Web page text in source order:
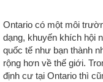
Ontario có một môi
dạng, khuyến khích hội
quốc tế như bạn thành
rộng hơn về thế giới.
định cư tại Ontario thì